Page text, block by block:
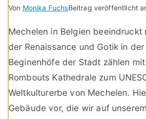
Von Monika FuchsBeitrag veröffentlicht
Mechelen in Belgien beeindruckt
der Renaissance und Gotik in
Beginenhöfe der Stadt zählen
Rombouts Kathedrale zum
Weltkulturerbe von Mechelen.
Gebäude vor, die wir auf